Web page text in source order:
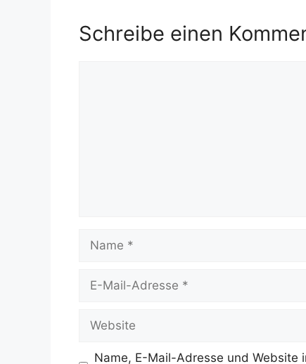
Schreibe einen
Mail-
Name, E-Mail-Adresse und Website